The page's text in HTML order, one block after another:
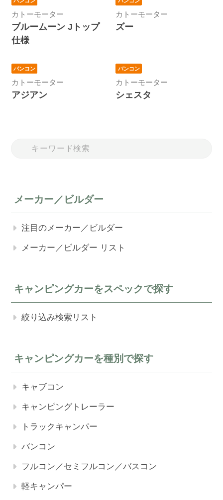
カトーモーター
ブルームーン Jトップ
仕様
カトーモーター
ズー
バンコン
カトーモーター
アジアン
バンコン
カトーモーター
シェスタ
メーカー／ビルダー
注目のメーカー／ビルダー
メーカー／ビルダー リスト
キャンピングカーをスペックで探す
絞り込み検索リスト
キャンピングカーを種別で探す
キャブコン
キャンピングトレーラー
トラックキャンパー
バンコン
フルコン／セミフルコン／バスコン
軽キャンパー